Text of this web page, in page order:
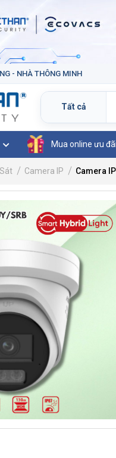
- NHÀ THÔNG MINH
Mua online ưu
Camera IP Camera